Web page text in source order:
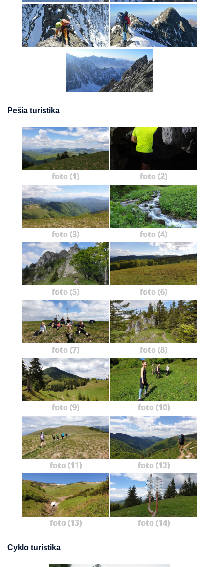
Pešia turistika
foto (1) foto (2)
foto (3) foto (4)
foto (5) foto (6)
foto (7) foto (8)
foto (9) foto (10)
foto (11) foto (12)
foto (13) foto (14)
Cyklo turistika